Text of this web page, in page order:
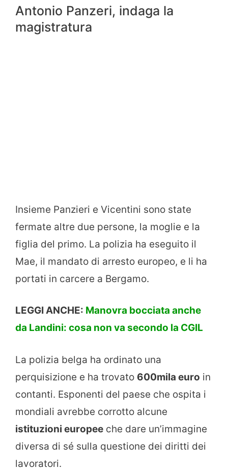
Antonio Panzeri, indaga la
magistratura
Insieme Panzieri e Vicentini sono state
fermate altre due persone, la moglie e la
figlia del primo. La polizia ha eseguito il
Mae, il mandato di arresto europeo, e li ha
portati in carcere a Bergamo.
LEGGI ANCHE: Manovra bocciata anche
da Landini: cosa non va secondo la CGIL
La polizia belga ha ordinato una
perquisizione e ha trovato 600mila euro in
contanti. Esponenti del paese che ospita i
mondiali avrebbe corrotto alcune
istituzioni europee che dare un’immagine
diversa di sé sulla questione dei diritti dei
lavoratori.